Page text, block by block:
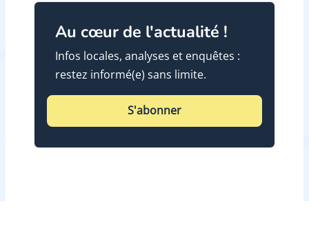
Au cœur de l'actualité !
Infos locales, analyses et enquêtes :
restez informé(e) sans limite.
S'abonner